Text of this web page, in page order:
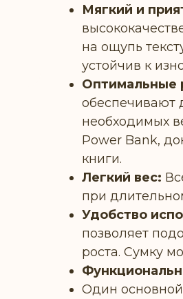
Мягкий и
на ощупь
устойчив к
Оптимальные
обеспечивают
необходимых
Power Bank,
книги.
Легкий вес:
при
Удобство
позволяет
роста. Сумку
Один основной